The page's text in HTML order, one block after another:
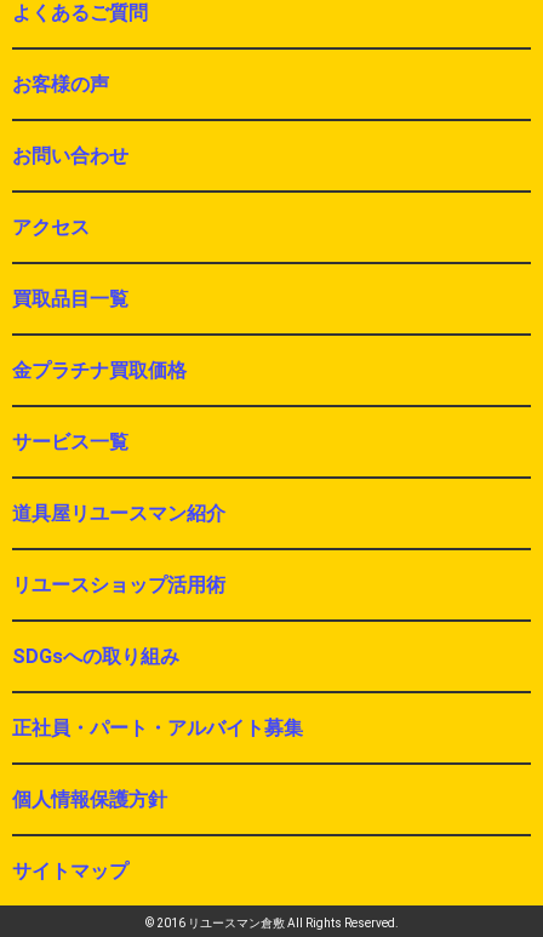
よくあるご質問
お客様の声
お問い合わせ
アクセス
買取品目一覧
金プラチナ買取価格
サービス一覧
道具屋リユースマン紹介
リユースショップ活用術
SDGsへの取り組み
正社員・パート・アルバイト募集
個人情報保護方針
サイトマップ
© 2016 リユースマン倉敷 All Rights Reserved.